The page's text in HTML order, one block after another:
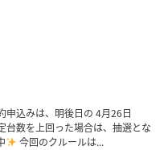
申込みは、明後日の 4月26日
台数を上回った場合は、抽選とな
今回のクルールは...